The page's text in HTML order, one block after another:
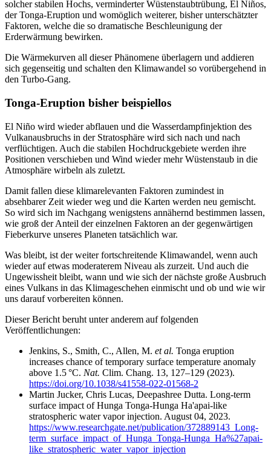
solcher stabilen Hochs, verminderter Wüstenstaubtrübung, El Niños,
der Tonga-Eruption und womöglich weiterer, bisher unterschätzter
Faktoren, welche die so dramatische Beschleunigung der
Erderwärmung bewirken.
Die Wärmekurven all dieser Phänomene überlagern und addieren
sich gegenseitig und schalten den Klimawandel so vorübergehend in
den Turbo-Gang.
Tonga-Eruption bisher beispiellos
El Niño wird wieder abflauen und die Wasserdampfinjektion des
Vulkanausbruchs in der Stratosphäre wird sich nach und nach
verflüchtigen. Auch die stabilen Hochdruckgebiete werden ihre
Positionen verschieben und Wind wieder mehr Wüstenstaub in die
Atmosphäre wirbeln als zuletzt.
Damit fallen diese klimarelevanten Faktoren zumindest in
absehbarer Zeit wieder weg und die Karten werden neu gemischt.
So wird sich im Nachgang wenigstens annähernd bestimmen lassen,
wie groß der Anteil der einzelnen Faktoren an der gegenwärtigen
Fieberkurve unseres Planeten tatsächlich war.
Was bleibt, ist der weiter fortschreitende Klimawandel, wenn auch
wieder auf etwas moderaterem Niveau als zurzeit. Und auch die
Ungewissheit bleibt, wann und wie sich der nächste große Ausbruch
eines Vulkans in das Klimageschehen einmischt und ob und wie wir
uns darauf vorbereiten können.
Dieser Bericht beruht unter anderem auf folgenden
Veröffentlichungen:
Jenkins, S., Smith, C., Allen, M. et al. Tonga eruption
increases chance of temporary surface temperature anomaly
above 1.5 °C. Nat. Clim. Chang. 13, 127–129 (2023).
https://doi.org/10.1038/s41558-022-01568-2
Martin Jucker, Chris Lucas, Deepashree Dutta. Long-term
surface impact of Hunga Tonga-Hunga Ha'apai-like
stratospheric water vapor injection. August 04, 2023.
https://www.researchgate.net/publication/372889143_Long-
term_surface_impact_of_Hunga_Tonga-Hunga_Ha%27apai-
like_stratospheric_water_vapor_injection